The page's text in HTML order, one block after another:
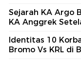
Sejarah KA Argo
KA Anggrek
Identitas 10
Bromo Vs KRL di